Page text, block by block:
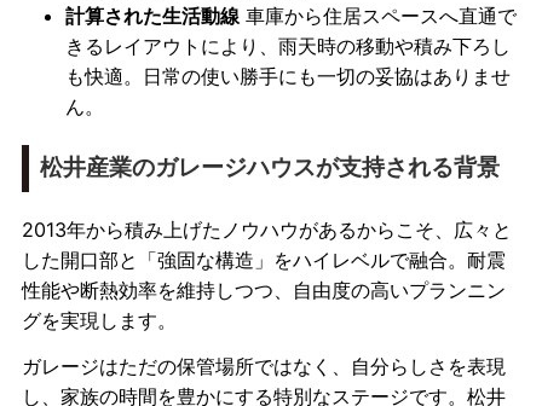
計算された生活動線車庫から住居スペースへ直通で
きるレイアウトにより、雨天時の移動や積み下ろし
も快適。日常の使い勝手にも一切の妥協はありませ
ん。
松井産業のガレージハウスが支持される背景
2013年から積み上げたノウハウがあるからこそ、広々と
した開口部と「強固な構造」をハイレベルで融合。耐震
性能や断熱効率を維持しつつ、自由度の高いプランニン
グを実現します。
ガレージはただの保管場所ではなく、自分らしさを表現
し、家族の時間を豊かにする特別なステージです。松井